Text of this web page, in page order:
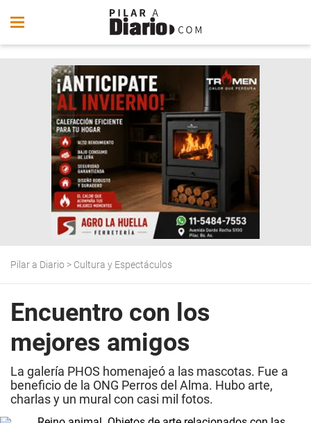
Pilar a Diario > Cultura y Espectáculos
Encuentro con los
mejores amigos
La galería PHOS homenajeó a las mascotas. Fue a
beneficio de la ONG Perros del Alma. Hubo arte,
charlas y un mural con casi mil fotos.